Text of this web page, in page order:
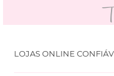
LOJAS ONLINE